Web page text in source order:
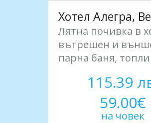
Хотел Алегра,
Лятна почивка в
вътрешен и
парна баня,
115.39
59.00€
на човек